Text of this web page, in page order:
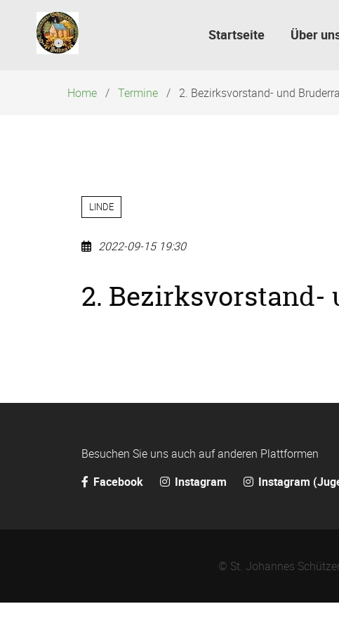
Navigation
überspringen
Startseite Über
Home Termine 2. Bezirksvorstand- und
LINDE
2022-09-15 19:30
2.
Besuchen Sie uns auch auf anderen Plattformen
Facebook
Instagram Instagram
© St. Johannes